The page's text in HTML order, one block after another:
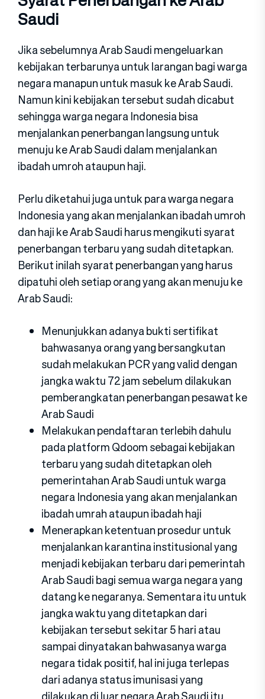
Saudi
Jika sebelumnya Arab Saudi mengeluarkan
kebijakan terbarunya untuk larangan bagi warga
negara manapun untuk masuk ke Arab Saudi.
Namun kini kebijakan tersebut sudah dicabut
sehingga warga negara Indonesia bisa
menjalankan penerbangan langsung untuk
menuju ke Arab Saudi dalam menjalankan
ibadah umroh ataupun haji.
Perlu diketahui juga untuk para warga negara
Indonesia yang akan menjalankan ibadah umroh
dan haji ke Arab Saudi harus mengikuti syarat
penerbangan terbaru yang sudah ditetapkan.
Berikut inilah syarat penerbangan yang harus
dipatuhi oleh setiap orang yang akan menuju ke
Arab Saudi:
Menunjukkan adanya bukti sertifikat
bahwasanya orang yang bersangkutan
sudah melakukan PCR yang valid dengan
jangka waktu 72 jam sebelum dilakukan
pemberangkatan penerbangan pesawat ke
Arab Saudi
Melakukan pendaftaran terlebih dahulu
pada platform Qdoom sebagai kebijakan
terbaru yang sudah ditetapkan oleh
pemerintahan Arab Saudi untuk warga
negara Indonesia yang akan menjalankan
ibadah umrah ataupun ibadah haji
Menerapkan ketentuan prosedur untuk
menjalankan karantina institusional yang
menjadi kebijakan terbaru dari pemerintah
Arab Saudi bagi semua warga negara yang
datang ke negaranya. Sementara itu untuk
jangka waktu yang ditetapkan dari
kebijakan tersebut sekitar 5 hari atau
sampai dinyatakan bahwasanya warga
negara tidak positif, hal ini juga terlepas
dari adanya status imunisasi yang